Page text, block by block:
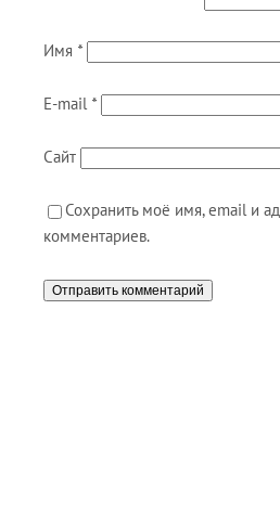
Имя *
E-mail *
Сайт
Сохранить моё имя, email и
комментариев.